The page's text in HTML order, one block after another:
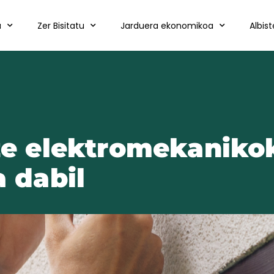
Zer Bisitatu Jarduera ekonomikoa
dabil